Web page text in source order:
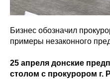
Бизнес обозначил
примеры незаконного
25 апреля донские
столом с прокурором г.